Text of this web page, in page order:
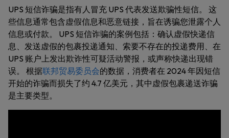
UPS 短信诈骗是指有人冒充 UPS 代表发送欺骗性短信。 这
些信息通常包含虚假信息和恶意链接，旨在诱骗您泄露个人
信息或付款。 UPS 短信诈骗的案例包括：确认虚假快递信
息、发送虚假的包裹投递通知、索要不存在的投递费用、在
UPS 账户上发出欺诈性可疑活动警报，或声称快递出现错
误。 根据联邦贸易委员会的数据，消费者在 2024 年因短信
开始的诈骗而损失了约 4.7 亿美元，其中虚假包裹递送诈骗
是主要类型。